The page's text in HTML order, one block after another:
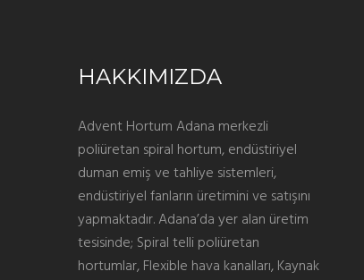
HAKKIMIZDA
Advent Hortum Adana merkezli
poliüretan spiral hortum, endüstiriyel
duman emiş ve tahliye sistemleri,
endüstiriyel fanların üretimini ve satışını
yapmaktadır. Adana’da yer alan üretim
tesisinde; Spiral telli poliüretan
hortumlar, Flexible hava kanalları, Kaynak